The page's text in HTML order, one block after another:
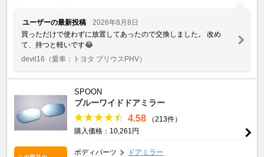
ユーザーの最新投稿
2026年8月8日
買っただけで使わずに放置してあったので交換しました。 改め
て、持つと軽いです😂
devil16 （愛車：トヨタ プリウスPHV）
SPOON
ブルーワイドドアミラー
4.58
（213件）
購入価格：10,261円
ボディパーツ ドアミラー